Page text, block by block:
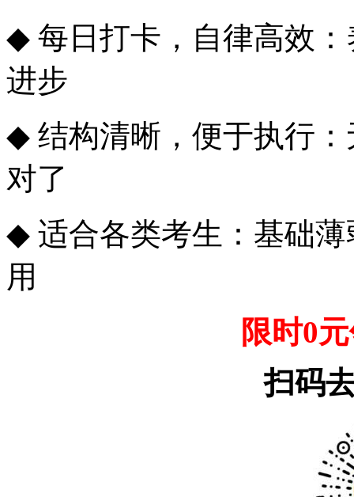
◆ 每日打卡，自律高效
进步
◆ 结构清晰，便于执行
对了
◆ 适合各类考生：基础
用
限时0
扫码